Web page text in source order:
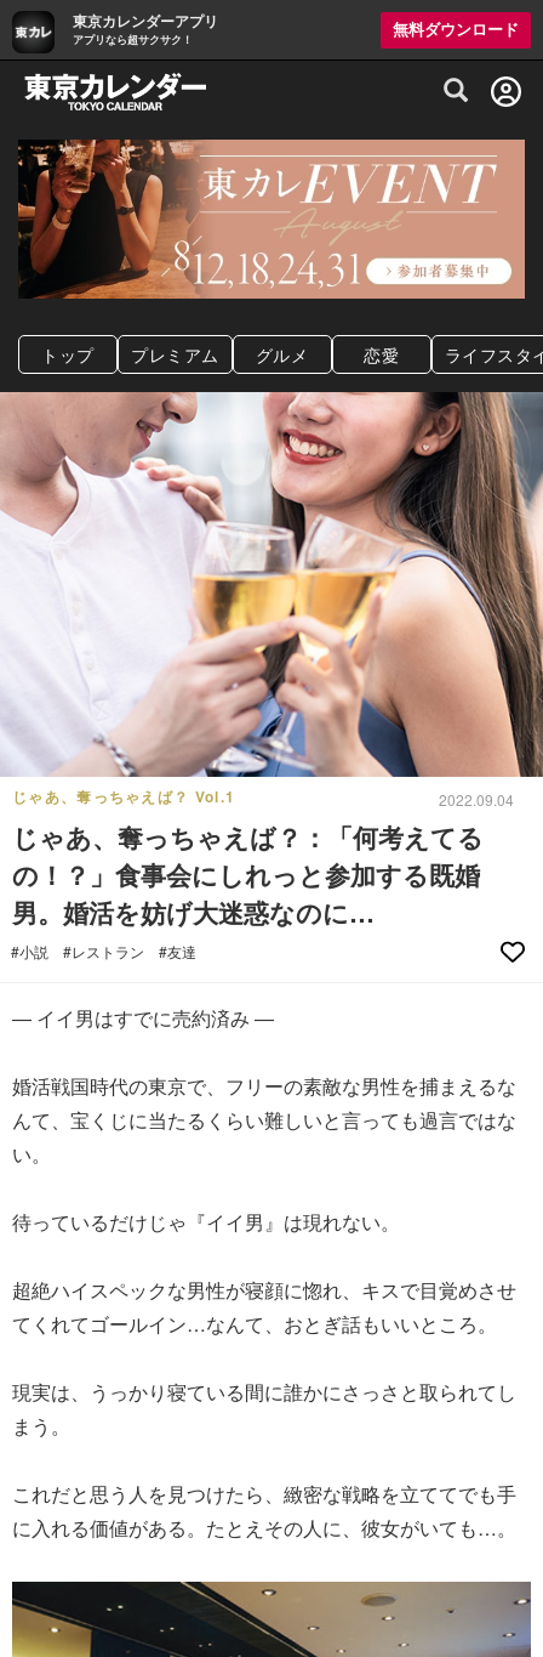
東京カレンダーアプリ
アプリなら超サクサク！
無料ダウンロード
グルメ情報・プレミアムレストラン予約
トップ プレミアム グルメ 恋愛 ライフスタ
じゃあ、奪っちゃえば？ Vol.1 2022.09.04
じゃあ、奪っちゃえば？：「何考えてる
の！？」食事会にしれっと参加する既婚
男。婚活を妨げ大迷惑なのに…
#小説 #レストラン #友達
― イイ男はすでに売約済み ―
婚活戦国時代の東京で、フリーの素敵な男性を捕まえるな
んて、宝くじに当たるくらい難しいと言っても過言ではな
い。
待っているだけじゃ『イイ男』は現れない。
超絶ハイスペックな男性が寝顔に惚れ、キスで目覚めさせ
てくれてゴールイン…なんて、おとぎ話もいいところ。
現実は、うっかり寝ている間に誰かにさっさと取られてし
まう。
これだと思う人を見つけたら、緻密な戦略を立ててでも手
に入れる価値がある。たとえその人に、彼女がいても…。